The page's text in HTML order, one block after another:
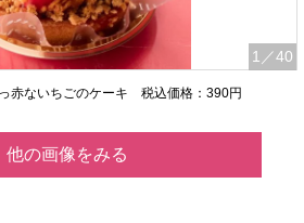
1 ／40
っ赤ないちごのケーキ 税込価格：390円
他の画像をみる